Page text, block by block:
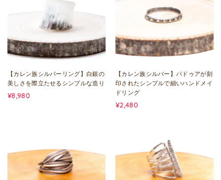
【カレン族シルバーリング】白銀の
美しさを際立たせるシンプルな造り
¥8,980
【カレン族シルバー】パドゥアが刻
印されたシンプルで細いハンドメイ
ドリング
¥2,480